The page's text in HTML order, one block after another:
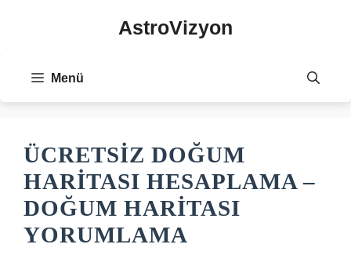
AstroVizyon
Menü
ÜCRETSIZ DOĞUM
HARITASI HESAPLAMA –
DOĞUM HARITASI
YORUMLAMA